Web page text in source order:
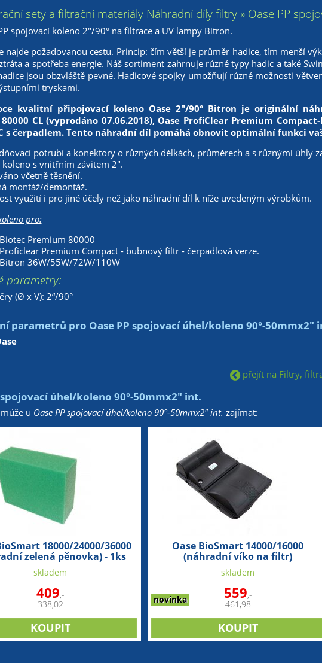
sety a filtrační materiály Náhradní díly filtry » Oase PP
spojovací koleno 2"/90° na filtrace a UV lampy Bitron.
najde požadovanou cestu. Princip: čím větší je průměr hadice, tím menší
a spotřeba energie. Náš sortiment zahrnuje různé typy hadic a také
jsou obzvláště pevné. Hadicové spojky umožňují různé možnosti
tryskami.
kvalitní připojovací koleno Oase 2"/90° Bitron je originální
CL (vyprodáno 07.06.2018), Oase ProfiClear Premium
s čerpadlem. Tento náhradní díl pomáhá obnovit optimální funkci
potrubí a konektory o různých délkách, průměrech a s různými úhly
koleno s vnitřním závitem 2".
včetně těsnění.
montáž/demontáž.
využití i pro jiné účely než jako náhradní díl k níže uvedeným výrobkům.
pro:
Premium 80000
Premium Compact - bubnový filtr - čerpadlová verze.
36W/55W/72W/110W
parametry:
(Ø x V): 2“/90°
parametrů pro Oase PP spojovací úhel/koleno 90°-50mmx2"
přejít na Filtry,
spojovací úhel/koleno 90°-50mmx2" int.
u Oase PP spojovací úhel/koleno 90°-50mmx2" int. zajímat:
18000/24000/36000
zelená pěnovka) - 1ks
skladem
409,-
338,02
Oase BioSmart 14000/16000
(náhradní víko na filtr)
novinka
skladem
559,-
461,98